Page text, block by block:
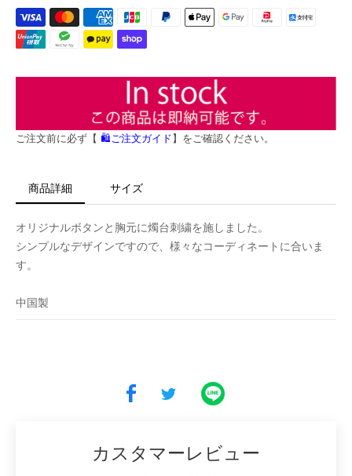
ご注文前に必ず【 🛍️ご注文ガイド】をご確認ください。
商品詳細 サイズ
オリジナルボタンと胸元に燭台刺繍を施しました。
シンプルなデザインですので、様々なコーディネートに合いま
す。
中国製
カスタマーレビュー